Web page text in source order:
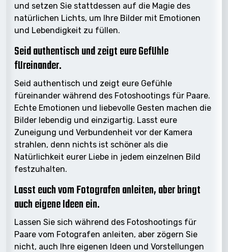
und setzen Sie stattdessen auf die Magie des
natürlichen Lichts, um Ihre Bilder mit Emotionen
und Lebendigkeit zu füllen.
Seid authentisch und zeigt eure Gefühle
füreinander.
Seid authentisch und zeigt eure Gefühle
füreinander während des Fotoshootings für Paare.
Echte Emotionen und liebevolle Gesten machen die
Bilder lebendig und einzigartig. Lasst eure
Zuneigung und Verbundenheit vor der Kamera
strahlen, denn nichts ist schöner als die
Natürlichkeit eurer Liebe in jedem einzelnen Bild
festzuhalten.
Lasst euch vom Fotografen anleiten, aber bringt
auch eigene Ideen ein.
Lassen Sie sich während des Fotoshootings für
Paare vom Fotografen anleiten, aber zögern Sie
nicht, auch Ihre eigenen Ideen und Vorstellungen